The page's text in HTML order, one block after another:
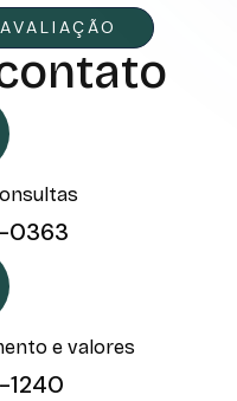
0363
e valores
1240